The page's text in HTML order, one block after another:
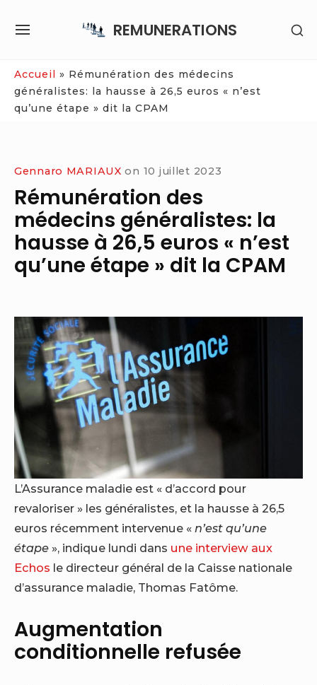
REMUNERATIONS
SITE
Accueil » Rémunération des médecins
généralistes: la hausse à 26,5 euros « n’est
qu’une étape » dit la CPAM
Gennaro MARIAUX on 10 juillet 2023
Rémunération des
médecins généralistes: la
hausse à 26,5 euros « n’est
qu’une étape » dit la CPAM
L’Assurance maladie est « d’accord pour
revaloriser » les généralistes, et la hausse à 26,5
euros récemment intervenue « n’est qu’une
étape », indique lundi dans une interview aux
Echos le directeur général de la Caisse nationale
d’assurance maladie, Thomas Fatôme.
Augmentation
conditionnelle refusée